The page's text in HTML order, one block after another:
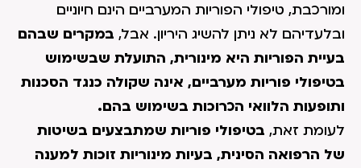
ומורכבת, טיפולי הפוריות המערביים הינם חיוניים
ובלעדיהם לא ניתן להשיג היריון. אבל, במקרים שבהם
בעיית הפוריות היא מינורית, התועלת שבשימוש
בטיפולי פוריות מערביים, אינה שקולה כנגד הסכנות
ותופעות הלוואי הכרוכות בשימוש בהם.
לעומת זאת, בטיפולי פוריות שמתבצעים בשיטות
של הרפואה הסינית, בעיות מינוריות זוכות למענה